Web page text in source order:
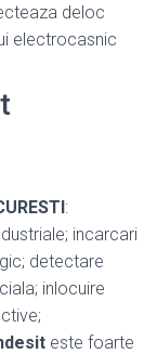
deloc
electrocasnic
:
incarcari
detectare
inlocuire
este foarte